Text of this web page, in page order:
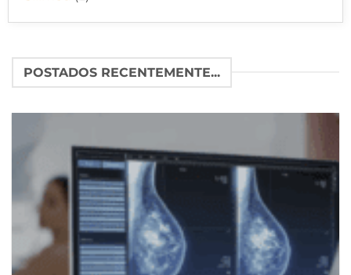
POSTADOS RECENTEMENTE...